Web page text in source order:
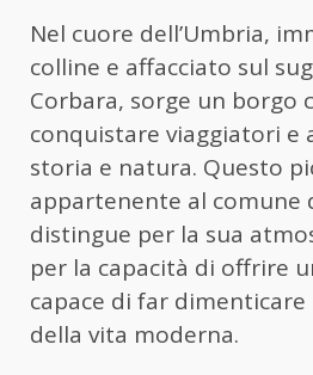
Nel cuore dell’Umbria,
colline e affacciato sul
Corbara, sorge un borgo
conquistare viaggiatori e
storia e natura. Questo
appartenente al comune
distingue per la sua
per la capacità di offrire
capace di far
della vita moderna.